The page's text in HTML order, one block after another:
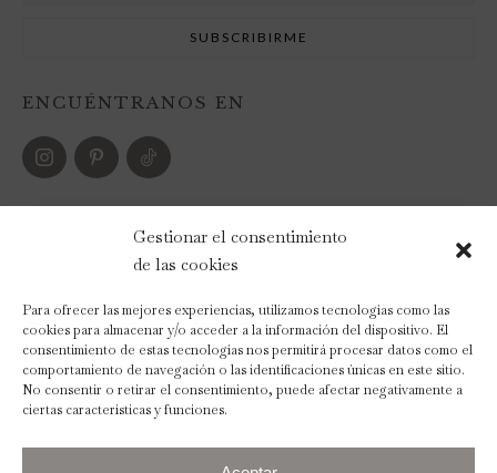
Gestionar el consentimiento
de las cookies
Para ofrecer las mejores experiencias, utilizamos tecnologías como las
cookies para almacenar y/o acceder a la información del dispositivo. El
consentimiento de estas tecnologías nos permitirá procesar datos como el
comportamiento de navegación o las identificaciones únicas en este sitio.
No consentir o retirar el consentimiento, puede afectar negativamente a
ciertas características y funciones.
ENCUÉNTRANOS EN